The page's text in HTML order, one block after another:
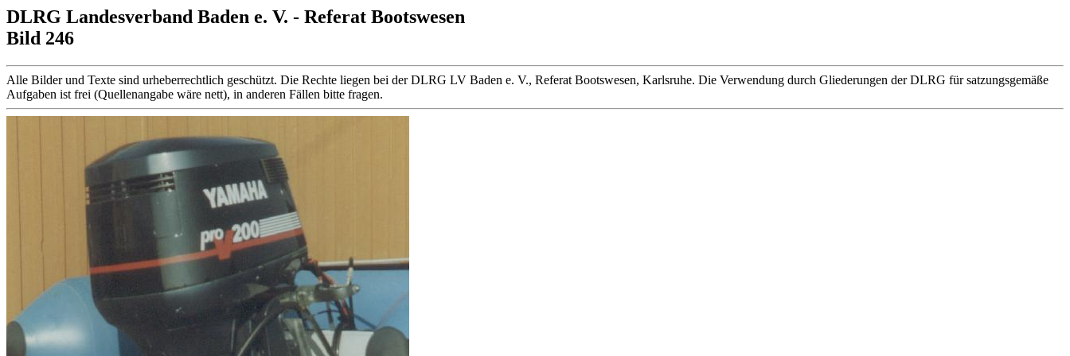
DLRG Landesverband Baden e. V. - Referat Bootswesen
Bild 246
Alle Bilder und Texte sind urheberrechtlich geschützt. Die Rechte liegen bei der DLRG LV Baden e. V., Referat Bootswesen, Karlsruhe. Die Verwendung durch Gliederungen der DLRG für satzungsgemäße
Aufgaben ist frei (Quellenangabe wäre nett), in anderen Fällen bitte fragen.